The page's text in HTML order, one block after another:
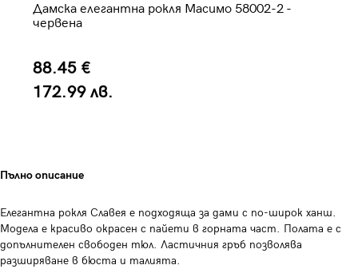
Дамска елегантна рокля Масимо 58002-2 -
червена
88.45 €
172.99 лв.
Пълно описание
Елегантна рокля Славея е подходяща за дами с по-широк ханш.
Модела е красиво окрасен с пайети в горната част. Полата е с
допълнителен свободен тюл. Ластичния гръб позволява
разширяване в бюста и талията.